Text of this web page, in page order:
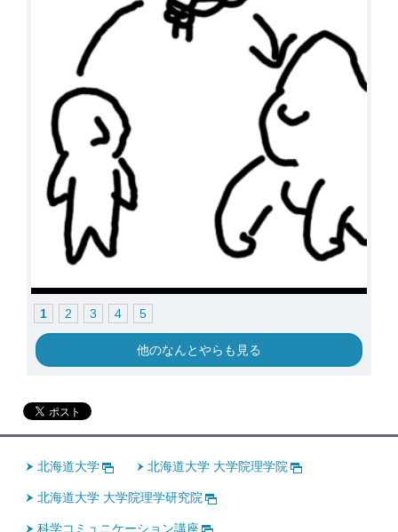
1 2 3 4 5
他のなんとやらも見る
北海道大学 北海道大学 大学院理学院
北海道大学 大学院理学研究院
科学コミュニケーション講座